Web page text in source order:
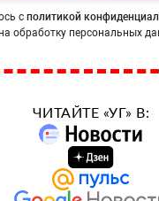
с политикой
обработку персональных
ЧИТАЙТЕ «УГ» В: